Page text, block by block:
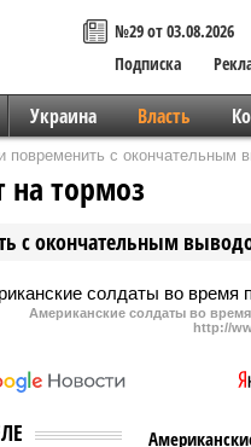
№29 от 03.08.2026
Подписка
Украина Власть
с окончательным
с окончательным
тормоз
Американские солдаты во
http://